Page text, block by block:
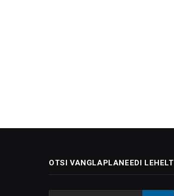
OTSI VANGLAPLANEEDI LEHELT